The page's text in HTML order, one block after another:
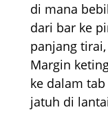
di mana
dari bar ke
panjang
Margin
ke dalam
jatuh di